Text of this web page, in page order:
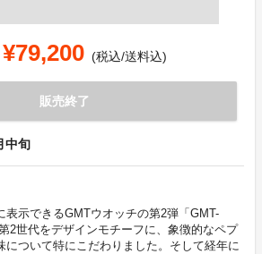
¥79,200 (税込/送料込)
販売終了
中旬
表示できるGMTウオッチの第2弾「GMT-
2世代をデザインモチーフに、象徴的なペプ
について特にこだわりました。そして経年に